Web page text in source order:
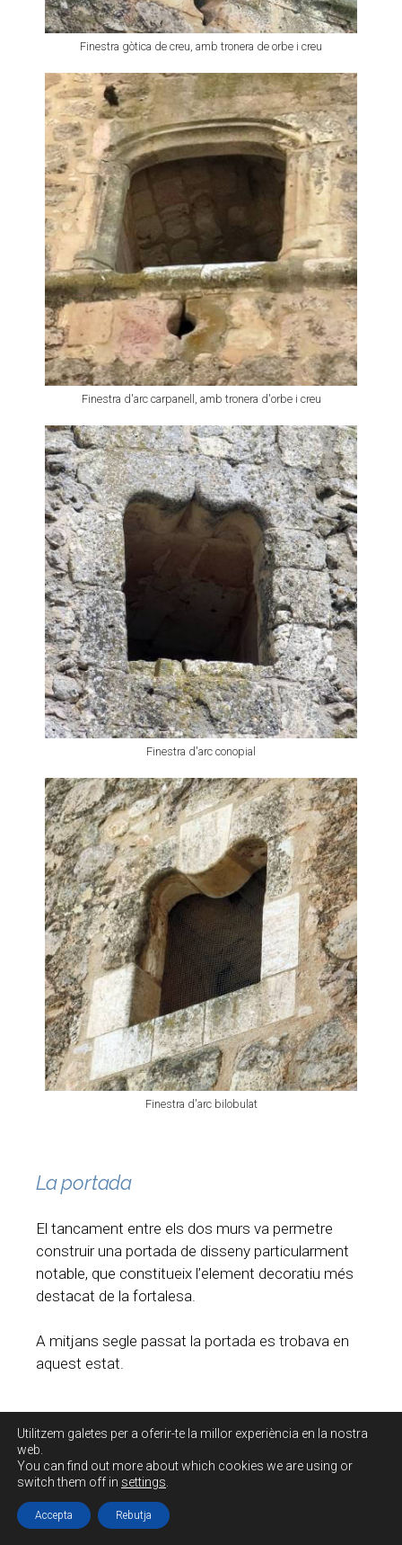
Finestra gòtica de creu, amb tronera de orbe i creu
Finestra d'arc carpanell, amb tronera d'orbe i creu
Finestra d'arc conopial
Finestra d'arc bilobulat
La portada
El tancament entre els dos murs va permetre
construir una portada de disseny particularment
notable, que constitueix l’element decoratiu més
destacat de la fortalesa.
A mitjans segle passat la portada es trobava en
aquest estat.
Utilitzem galetes per a oferir-te la millor experiència en la nostra
web.
You can find out more about which cookies we are using or
switch them off in settings
Accepta Rebutja